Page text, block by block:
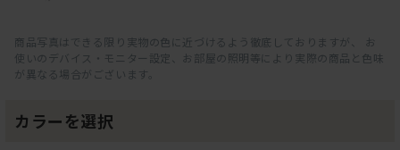
商品写真はできる限り実物の色に近づけるよう徹底しておりますが、 お
使いのデバイス・モニター設定、お部屋の照明等により実際の商品と色味
が異なる場合がございます。
カラーを選択